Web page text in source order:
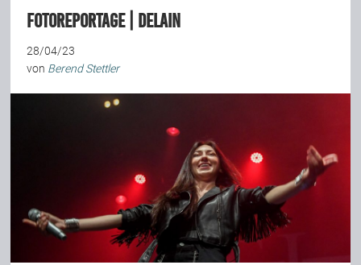
Fotoreportage | Delain
28/04/23
von Berend Stettler